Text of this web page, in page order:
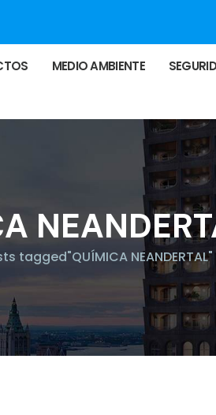
MEDIO AMBIENTE
tagged"QUÍMICA NEANDERTAL"